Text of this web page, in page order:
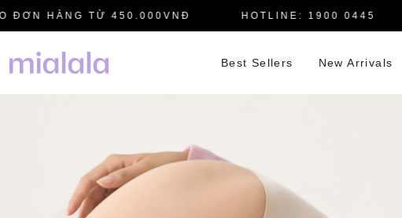
HÀNG TỪ 450.000VNĐ HOTLINE: 1900 0445
Best Sellers New Arrivals